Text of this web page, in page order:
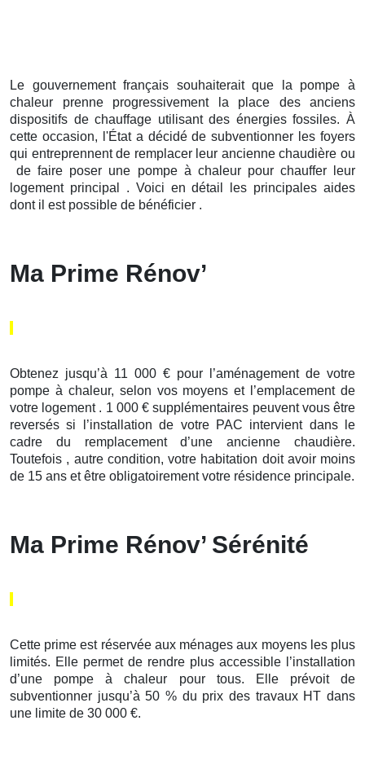
Le gouvernement français souhaiterait que la pompe à
chaleur prenne progressivement la place des anciens
dispositifs de chauffage utilisant des énergies fossiles. À
cette occasion, l'État a décidé de subventionner les foyers
qui entreprennent de remplacer leur ancienne chaudière ou
de faire poser une pompe à chaleur pour chauffer leur
logement principal . Voici en détail les principales aides
dont il est possible de bénéficier .
Ma Prime Rénov’
Obtenez jusqu’à 11 000 € pour l’aménagement de votre
pompe à chaleur, selon vos moyens et l’emplacement de
votre logement . 1 000 € supplémentaires peuvent vous être
reversés si l’installation de votre PAC intervient dans le
cadre du remplacement d’une ancienne chaudière.
Toutefois , autre condition, votre habitation doit avoir moins
de 15 ans et être obligatoirement votre résidence principale.
Ma Prime Rénov’ Sérénité
Cette prime est réservée aux ménages aux moyens les plus
limités. Elle permet de rendre plus accessible l’installation
d’une pompe à chaleur pour tous. Elle prévoit de
subventionner jusqu’à 50 % du prix des travaux HT dans
une limite de 30 000 €.